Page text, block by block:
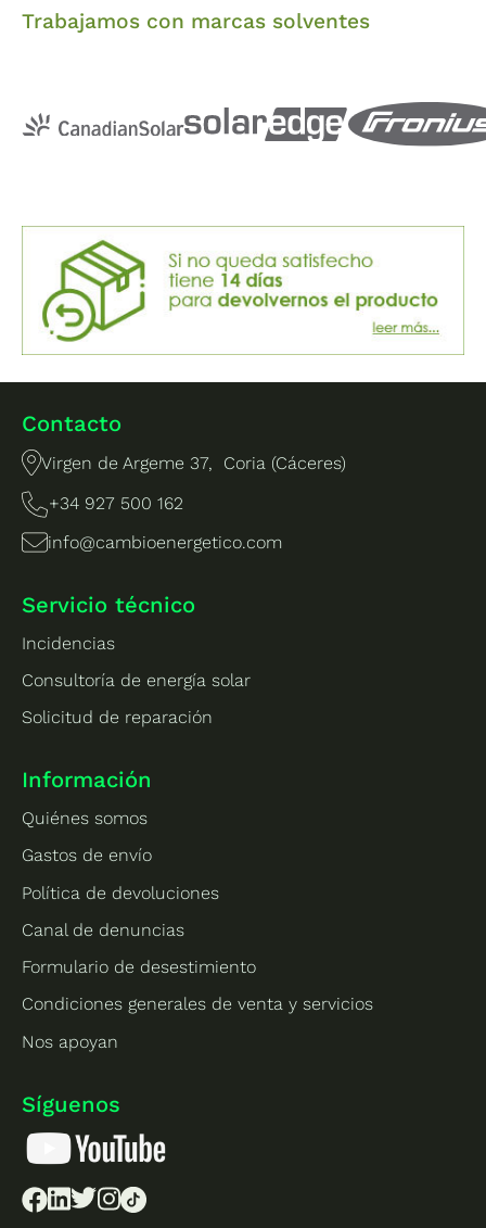
Trabajamos con marcas solventes
Contacto
Virgen de Argeme 37, Coria (Cáceres)
+34 927 500 162
info@cambioenergetico.com
Servicio técnico
Incidencias
Consultoría de energía solar
Solicitud de reparación
Información
Quiénes somos
Gastos de envío
Política de devoluciones
Canal de denuncias
Formulario de desestimiento
Condiciones generales de venta y servicios
Nos apoyan
Síguenos